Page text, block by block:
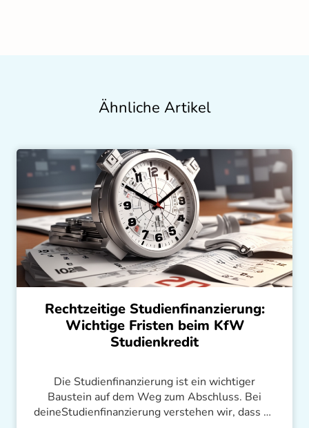
Ähnliche Artikel
Rechtzeitige Studienfinanzierung:
Wichtige Fristen beim KfW
Studienkredit
Die Studienfinanzierung ist ein wichtiger
Baustein auf dem Weg zum Abschluss. Bei
deineStudienfinanzierung verstehen wir, dass du